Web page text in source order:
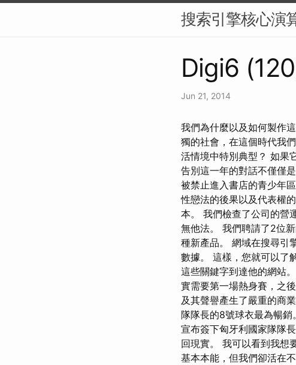
搜索引擎核心演
Digi6
Jun 21, 2014
我們為什麼以及如何製作
獨的社會，在這個時代我
活情境中特別典型？ 如果
告別這一年的對話不僅僅
被禁止進入書店的青少年
性戀法的後果以及代表權
本。 我們檢查了公司的營
無他法。 我們聘請了2位
種新產品。 網域在搜尋引
數據。 這樣，您就可以了
這些關鍵字到達他的網站
實需要第一場熱身賽，之
及其聲譽產生了嚴重的商
隊隊長的8號球衣最為暢
宣布簽下匈牙利國家隊隊
回現實。 我可以看到我想
基本本能，但我們卻活在